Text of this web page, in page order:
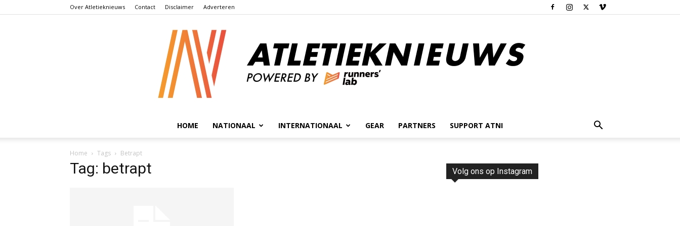
Over Atletieknieuws Contact Disclaimer Adverteren
HOME NATIONAAL INTERNATIONAAL GEAR PARTNERS SUPPORT ATNI
Home Tags Betrapt
Tag: betrapt Volg ons op Instagram